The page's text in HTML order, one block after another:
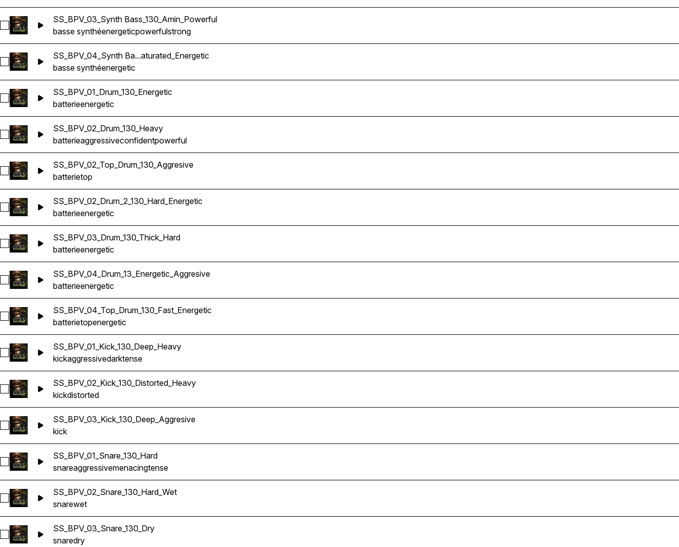
Sélectionnez SS_BPV_03_Synth Bass_130_Amin_Powerful
SS_BPV_03_Synth Bass_130_Amin_Powerful
basse synthéenergeticpowerfulstrong
Sélectionnez SS_BPV_04_Synth Bass_2_130_Dmin_Saturated_Energetic
SS_BPV_04_Synth Ba...aturated_Energetic
basse synthéenergetic
Sélectionnez SS_BPV_01_Drum_130_Energetic
SS_BPV_01_Drum_130_Energetic
batterieenergetic
Sélectionnez SS_BPV_02_Drum_130_Heavy
SS_BPV_02_Drum_130_Heavy
batterieaggressiveconfidentpowerful
Sélectionnez SS_BPV_02_Top_Drum_130_Aggresive
SS_BPV_02_Top_Drum_130_Aggresive
batterietop
Sélectionnez SS_BPV_02_Drum_2_130_Hard_Energetic
SS_BPV_02_Drum_2_130_Hard_Energetic
batterieenergetic
Sélectionnez SS_BPV_03_Drum_130_Thick_Hard
SS_BPV_03_Drum_130_Thick_Hard
batterieenergetic
Sélectionnez SS_BPV_04_Drum_13_Energetic_Aggresive
SS_BPV_04_Drum_13_Energetic_Aggresive
batterieenergetic
Sélectionnez SS_BPV_04_Top_Drum_130_Fast_Energetic
SS_BPV_04_Top_Drum_130_Fast_Energetic
batterietopenergetic
Sélectionnez SS_BPV_01_Kick_130_Deep_Heavy
SS_BPV_01_Kick_130_Deep_Heavy
kickaggressivedarktense
Sélectionnez SS_BPV_02_Kick_130_Distorted_Heavy
SS_BPV_02_Kick_130_Distorted_Heavy
kickdistorted
Sélectionnez SS_BPV_03_Kick_130_Deep_Aggresive
SS_BPV_03_Kick_130_Deep_Aggresive
kick
Sélectionnez SS_BPV_01_Snare_130_Hard
SS_BPV_01_Snare_130_Hard
snareaggressivemenacingtense
Sélectionnez SS_BPV_02_Snare_130_Hard_Wet
SS_BPV_02_Snare_130_Hard_Wet
snarewet
Sélectionnez SS_BPV_03_Snare_130_Dry
SS_BPV_03_Snare_130_Dry
snaredry